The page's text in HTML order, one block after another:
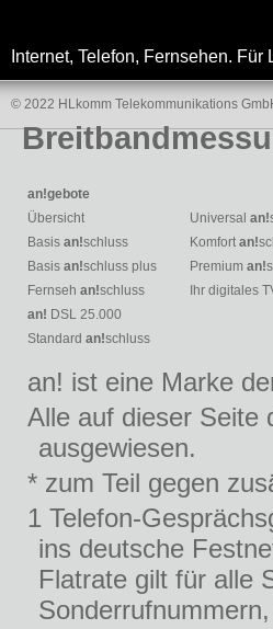
Internet, Telefon, Fernsehen.
© 2022 HLkomm Telekommunikations
an!gebote
Übersicht
Basis an!schluss
Basis an!schluss plus
Fernseh an!schluss
an! DSL 25.000
Standard an!schluss
Universal an!
Komfort an!
Premium an!
Ihr digitales
an! ist eine Marke
Alle auf dieser Seite
ausgewiesen.
* zum Teil gegen
1 Telefon-
ins deutsche
Flatrate gilt für alle